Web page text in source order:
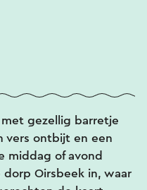
gezellig barretje
vers ontbijt en een
middag of avond
Oirsbeek in, waar